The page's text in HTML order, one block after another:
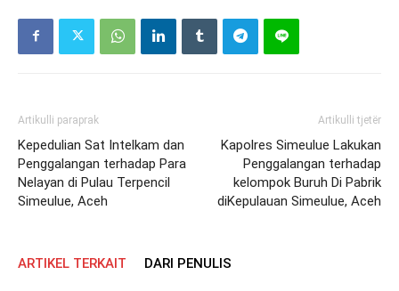
Artikulli paraprak
Kepedulian Sat Intelkam dan
Penggalangan terhadap Para
Nelayan di Pulau Terpencil
Simeulue, Aceh
Artikulli tjetër
Kapolres Simeulue Lakukan
Penggalangan terhadap
kelompok Buruh Di Pabrik
diKepulauan Simeulue, Aceh
ARTIKEL TERKAIT DARI PENULIS